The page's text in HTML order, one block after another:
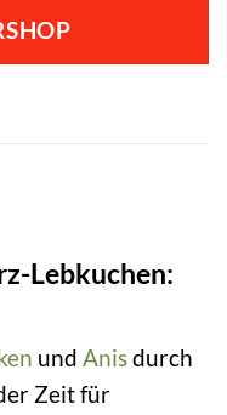
Lebkuchen:
und Anisdurch
Zeit für